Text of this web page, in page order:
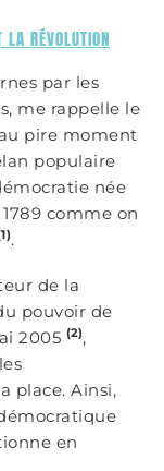
LA RÉVOLUTION
par les
me rappelle le
pire moment
populaire
née
comme on
.
de la
pouvoir de
2005 (2),
place. Ainsi,
en